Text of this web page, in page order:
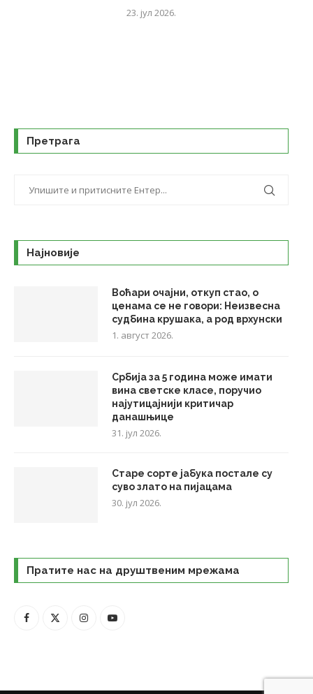
23. јул 2026.
Претрага
Најновије
Воћари очајни, откуп стао, о
ценама се не говори: Неизвесна
судбина крушака, а род врхунски
1. август 2026.
Србија за 5 година може имати
вина светске класе, поручио
најутицајнији критичар
данашњице
31. јул 2026.
Старе сорте јабука постале су
суво злато на пијацама
30. јул 2026.
Пратите нас на друштвеним мрежама